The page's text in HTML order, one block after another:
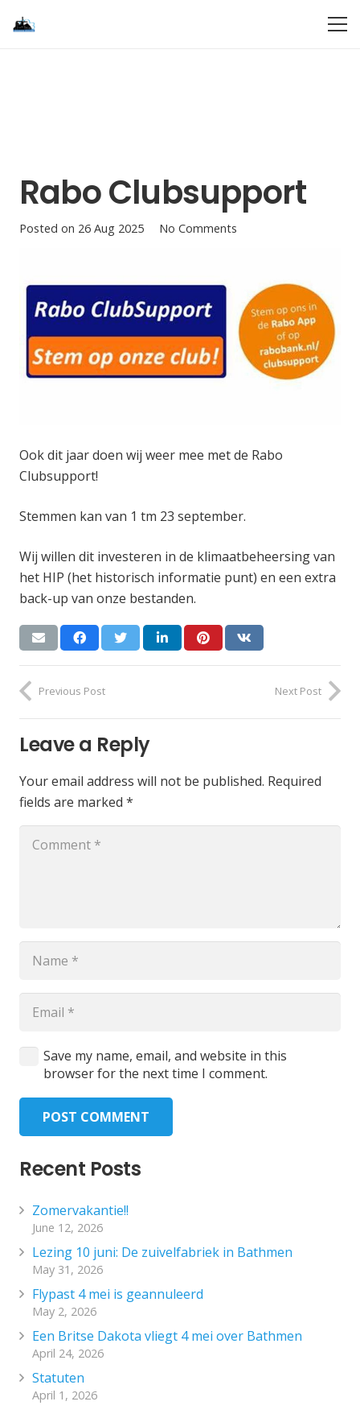
Rabo Clubsupport
Posted on 26 Aug 2025 No Comments
Ook dit jaar doen wij weer mee met de Rabo
Clubsupport!
Stemmen kan van 1 tm 23 september.
Wij willen dit investeren in de klimaatbeheersing van
het HIP (het historisch informatie punt) en een extra
back-up van onze bestanden.
Previous Post Next Post
Leave a Reply
Your email address will not be published. Required
fields are marked *
Save my name, email, and website in this
browser for the next time I comment.
POST COMMENT
Recent Posts
Zomervakantie!!
June 12, 2026
Lezing 10 juni: De zuivelfabriek in Bathmen
May 31, 2026
Flypast 4 mei is geannuleerd
May 2, 2026
Een Britse Dakota vliegt 4 mei over Bathmen
April 24, 2026
Statuten
April 1, 2026